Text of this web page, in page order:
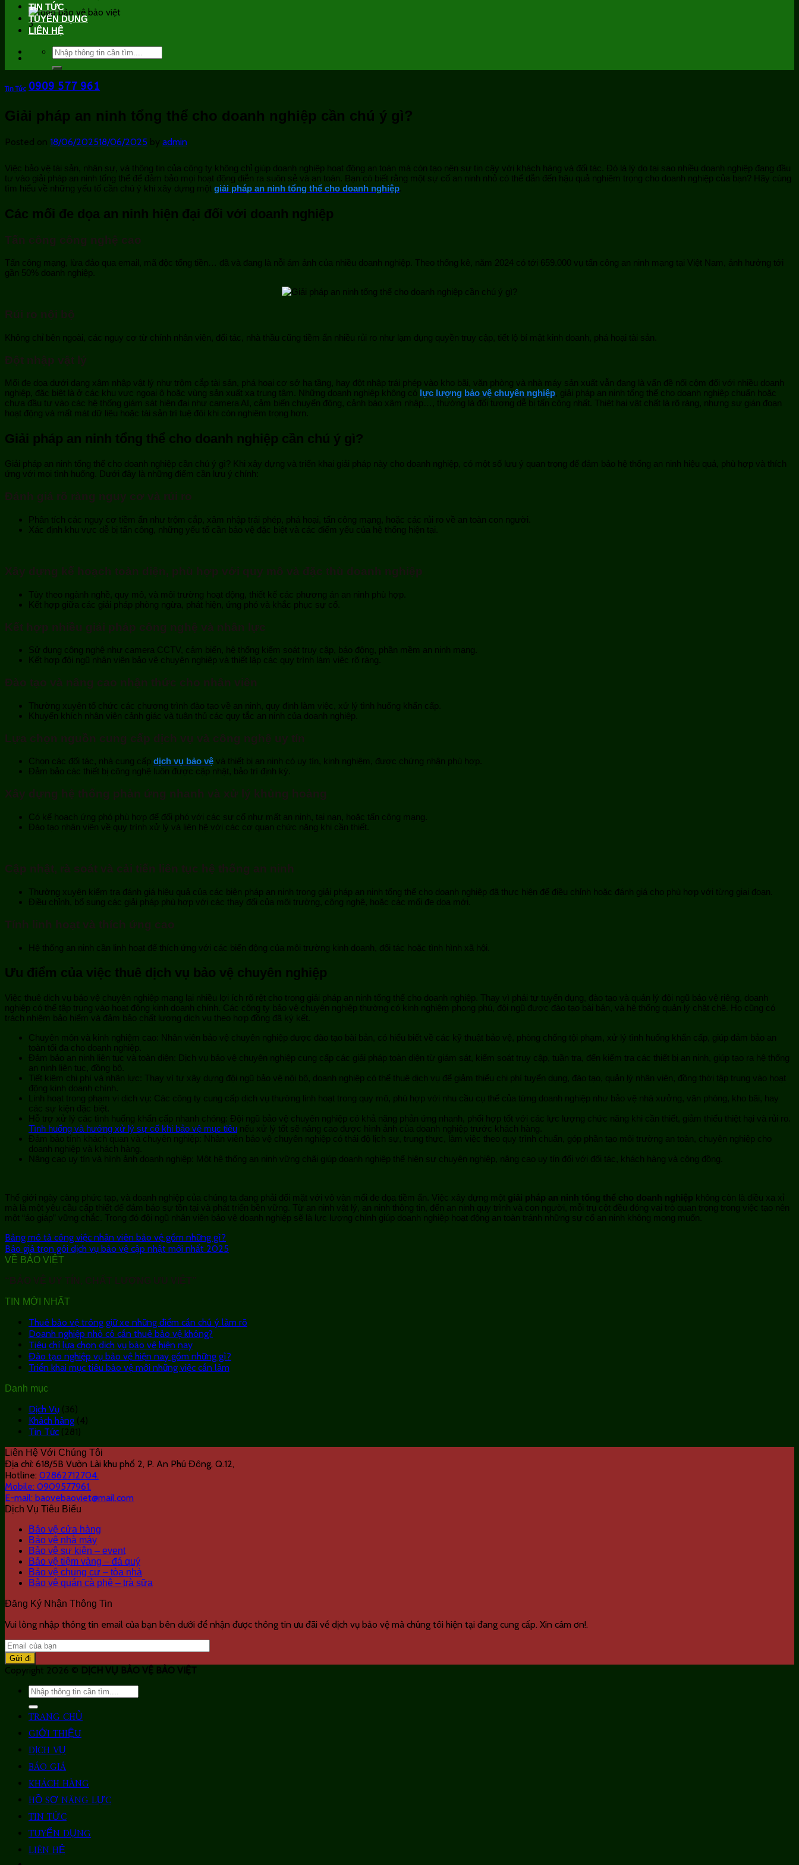
0909 577 961
TIN TỨC
TUYỂN DỤNG
LIÊN HỆ
Search
for:
Tin Tức
Giải pháp an ninh tổng thể cho doanh nghiệp cần chú ý gì?
Posted on 18/06/202518/06/2025 by admin
Việc bảo vệ tài sản, nhân sự, và thông tin của công ty không chỉ giúp doanh nghiệp hoạt động an toàn mà còn tạo nên sự tin cậy với khách hàng và đối tác. Đó là lý do tại sao nhiều doanh nghiệp đang đầu
tư vào giải pháp an ninh tổng thể để đảm bảo mọi hoạt động diễn ra suôn sẻ và an toàn. Bạn có biết rằng một sự cố an ninh nhỏ có thể dẫn đến hậu quả nghiêm trọng cho doanh nghiệp của bạn? Hãy cùng
tìm hiểu về những yếu tố cần chú ý khi xây dựng một giải pháp an ninh tổng thể cho doanh nghiệp.
Các mối đe dọa an ninh hiện đại đối với doanh nghiệp
Tấn công công nghệ cao
Tấn công mạng, lừa đảo qua email, mã độc tống tiền… đã và đang là nỗi ám ảnh của nhiều doanh nghiệp. Theo thống kê, năm 2024 có tới 659.000 vụ tấn công an ninh mạng tại Việt Nam, ảnh hưởng tới
gần 50% doanh nghiệp.
Rủi ro nội bộ
Không chỉ bên ngoài, các nguy cơ từ chính nhân viên, đối tác, nhà thầu cũng tiềm ẩn nhiều rủi ro như lạm dụng quyền truy cập, tiết lộ bí mật kinh doanh, phá hoại tài sản.
Đột nhập vật lý
Mối đe dọa dưới dạng xâm nhập vật lý như trộm cắp tài sản, phá hoại cơ sở hạ tầng, hay đột nhập trái phép vào kho bãi, văn phòng và nhà máy sản xuất vẫn đang là vấn đề nổi cộm đối với nhiều doanh
nghiệp, đặc biệt là ở các khu vực ngoại ô hoặc vùng sản xuất xa trung tâm. Những doanh nghiệp không có lực lượng bảo vệ chuyên nghiệp, giải pháp an ninh tổng thể cho doanh nghiệp chuẩn hoặc
chưa đầu tư vào các hệ thống giám sát hiện đại như camera AI, cảm biến chuyển động, cảnh báo xâm nhập…, thường là đối tượng dễ bị tấn công nhất. Thiệt hại vật chất là rõ ràng, nhưng sự gián đoạn
hoạt động và mất mát dữ liệu hoặc tài sản trí tuệ đôi khi còn nghiêm trọng hơn.
Giải pháp an ninh tổng thể cho doanh nghiệp cần chú ý gì?
Giải pháp an ninh tổng thể cho doanh nghiệp cần chú ý gì? Khi xây dựng và triển khai giải pháp này cho doanh nghiệp, có một số lưu ý quan trọng để đảm bảo hệ thống an ninh hiệu quả, phù hợp và thích
ứng với mọi tình huống. Dưới đây là những điểm cần lưu ý chính:
Đánh giá rõ ràng nguy cơ và rủi ro
Phân tích các nguy cơ tiềm ẩn như trộm cắp, xâm nhập trái phép, phá hoại, tấn công mạng, hoặc các rủi ro về an toàn con người.
Xác định khu vực dễ bị tấn công, những yếu tố cần bảo vệ đặc biệt và các điểm yếu của hệ thống hiện tại.
Xây dựng kế hoạch toàn diện, phù hợp với quy mô và đặc thù doanh nghiệp
Tùy theo ngành nghề, quy mô, và môi trường hoạt động, thiết kế các phương án an ninh phù hợp.
Kết hợp giữa các giải pháp phòng ngừa, phát hiện, ứng phó và khắc phục sự cố.
Kết hợp nhiều giải pháp công nghệ và nhân lực
Sử dụng công nghệ như camera CCTV, cảm biến, hệ thống kiểm soát truy cập, báo động, phần mềm an ninh mạng.
Kết hợp đội ngũ nhân viên bảo vệ chuyên nghiệp và thiết lập các quy trình làm việc rõ ràng.
Đào tạo và nâng cao nhận thức cho nhân viên
Thường xuyên tổ chức các chương trình đào tạo về an ninh, quy định làm việc, xử lý tình huống khẩn cấp.
Khuyến khích nhân viên cảnh giác và tuân thủ các quy tắc an ninh của doanh nghiệp.
Lựa chọn nguồn cung cấp dịch vụ và công nghệ uy tín
Chọn các đối tác, nhà cung cấp dịch vụ bảo vệ và thiết bị an ninh có uy tín, kinh nghiệm, được chứng nhận phù hợp.
Đảm bảo các thiết bị công nghệ luôn được cập nhật, bảo trì định kỳ.
Xây dựng hệ thống phản ứng nhanh và xử lý khủng hoảng
Có kế hoạch ứng phó phù hợp để đối phó với các sự cố như mất an ninh, tai nạn, hoặc tấn công mạng.
Đào tạo nhân viên về quy trình xử lý và liên hệ với các cơ quan chức năng khi cần thiết.
Cập nhật, rà soát và cải tiến liên tục hệ thống an ninh
Thường xuyên kiểm tra đánh giá hiệu quả của các biện pháp an ninh trong giải pháp an ninh tổng thể cho doanh nghiệp đã thực hiện để điều chỉnh hoặc đánh giá cho phù hợp với từng giai đoạn.
Điều chỉnh, bổ sung các giải pháp phù hợp với các thay đổi của môi trường, công nghệ, hoặc các mối đe dọa mới.
Tính linh hoạt và thích ứng cao
Hệ thống an ninh cần linh hoạt để thích ứng với các biến động của môi trường kinh doanh, đối tác hoặc tình hình xã hội.
Ưu điểm của việc thuê dịch vụ bảo vệ chuyên nghiệp
Việc thuê dịch vụ bảo vệ chuyên nghiệp mang lại nhiều lợi ích rõ rệt cho trong giải pháp an ninh tổng thể cho doanh nghiệp. Thay vì phải tự tuyển dụng, đào tạo và quản lý đội ngũ bảo vệ riêng, doanh
nghiệp có thể tập trung vào hoạt động kinh doanh chính. Các công ty bảo vệ chuyên nghiệp thường có kinh nghiệm phong phú, đội ngũ được đào tạo bài bản, và hệ thống quản lý chặt chẽ. Họ cũng có
trách nhiệm bảo hiểm và đảm bảo chất lượng dịch vụ theo hợp đồng đã ký kết.
Chuyên môn và kinh nghiệm cao: Nhân viên bảo vệ chuyên nghiệp được đào tạo bài bản, có hiểu biết về các kỹ thuật bảo vệ, phòng chống tội phạm, xử lý tình huống khẩn cấp, giúp đảm bảo an
toàn tối đa cho doanh nghiệp.
Đảm bảo an ninh liên tục và toàn diện: Dịch vụ bảo vệ chuyên nghiệp cung cấp các giải pháp toàn diện từ giám sát, kiểm soát truy cập, tuần tra, đến kiểm tra các thiết bị an ninh, giúp tạo ra hệ thống
an ninh liên tục, đồng bộ.
Tiết kiệm chi phí và nhân lực: Thay vì tự xây dựng đội ngũ bảo vệ nội bộ, doanh nghiệp có thể thuê dịch vụ để giảm thiểu chi phí tuyển dụng, đào tạo, quản lý nhân viên, đồng thời tập trung vào hoạt
động kinh doanh chính.
Linh hoạt trong phạm vi dịch vụ: Các công ty cung cấp dịch vụ thường linh hoạt trong quy mô, phù hợp với nhu cầu cụ thể của từng doanh nghiệp như bảo vệ nhà xưởng, văn phòng, kho bãi, hay
các sự kiện đặc biệt.
Hỗ trợ xử lý các tình huống khẩn cấp nhanh chóng: Đội ngũ bảo vệ chuyên nghiệp có khả năng phản ứng nhanh, phối hợp tốt với các lực lượng chức năng khi cần thiết, giảm thiểu thiệt hại và rủi ro.
Tình huống và hướng xử lý sự cố khi bảo vệ mục tiêu nếu xử lý tốt sẽ nâng cao được hình ảnh của doanh nghiệp trước khách hàng.
Đảm bảo tính khách quan và chuyên nghiệp: Nhân viên bảo vệ chuyên nghiệp có thái độ lịch sự, trung thực, làm việc theo quy trình chuẩn, góp phần tạo môi trường an toàn, chuyên nghiệp cho
doanh nghiệp và khách hàng.
Nâng cao uy tín và hình ảnh doanh nghiệp: Một hệ thống an ninh vững chãi giúp doanh nghiệp thể hiện sự chuyên nghiệp, nâng cao uy tín đối với đối tác, khách hàng và cộng đồng.
Thế giới ngày càng phức tạp, và doanh nghiệp của chúng ta đang phải đối mặt với vô vàn mối đe dọa tiềm ẩn. Việc xây dựng một giải pháp an ninh tổng thể cho doanh nghiệp không còn là điều xa xỉ
mà là một yêu cầu cấp thiết để đảm bảo sự tồn tại và phát triển bền vững. Từ an ninh vật lý, an ninh thông tin, đến an ninh quy trình và con người, mỗi trụ cột đều đóng vai trò quan trọng trong việc tạo nên
một “áo giáp” vững chắc. Trong đó đội ngũ nhân viên bảo vệ doanh nghiệp sẽ là lực lượng chính giúp doanh nghiệp hoạt động an toàn tránh những sự cố an ninh không mong muốn.
Bảng mô tả công việc nhân viên bảo vệ gồm những gì?
Báo giá trọn gói dịch vụ bảo vệ cập nhật mới nhất 2025
VỀ BẢO VIỆT
TIN MỚI NHẤT
Thuê bảo vệ trông giữ xe những điểm cần chú ý làm rõ
Doanh nghiệp nhỏ có cần thuê bảo vệ không?
Tiêu chí lựa chọn dịch vụ bảo vệ hiện nay
Đào tạo nghiệp vụ bảo vệ hiện nay gồm những gì?
Triển khai mục tiêu bảo vệ mới những việc cần làm
Danh mục
Dịch Vụ (36)
Khách hàng (4)
Tin Tức (281)
Liên Hệ Với Chúng Tôi
Địa chỉ: 618/5B Vườn Lài khu phố 2, P. An Phú Đông, Q.12,
Hotline: 02862712704.
Mobile: 0909577961.
E-mail: baovebaoviet@mail.com
Dịch Vụ Tiêu Biểu
Bảo vệ cửa hàng
Bảo vệ nhà máy
Bảo vệ sự kiện – event
Bảo vệ tiệm vàng – đá quý
Bảo vệ chung cư – tòa nhà
Bảo vệ quán cà phê – trà sữa
Đăng Ký Nhận Thông Tin
Vui lòng nhập thông tin email của bạn bên dưới để nhận được thông tin ưu đãi về dịch vụ bảo vệ mà chúng tôi hiện tại đang cung cấp. Xin cám ơn!.
Copyright 2026 © DỊCH VỤ BẢO VỆ BẢO VIỆT
Search
TRANG CHỦ
GIỚI THIỆU
DỊCH VỤ
BÁO GIÁ
KHÁCH HÀNG
HỒ SƠ NĂNG LỰC
TIN TỨC
TUYỂN DỤNG
LIÊN HỆ